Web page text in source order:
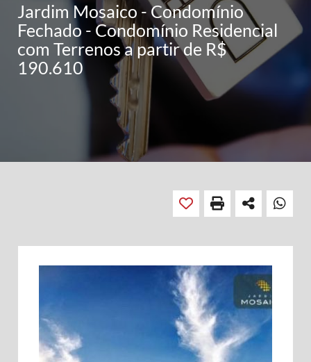
Jardim Mosaico - Condomínio
Fechado - Condomínio Residencial
com Terrenos a partir de R$
190.610